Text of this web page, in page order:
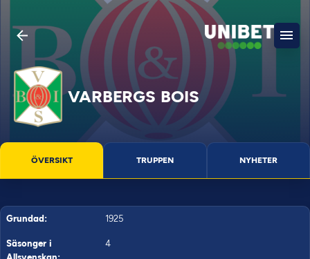
VARBERGS BOIS
ÖVERSIKT TRUPPEN NYHETER
Grundad: 1925
Säsonger i
4